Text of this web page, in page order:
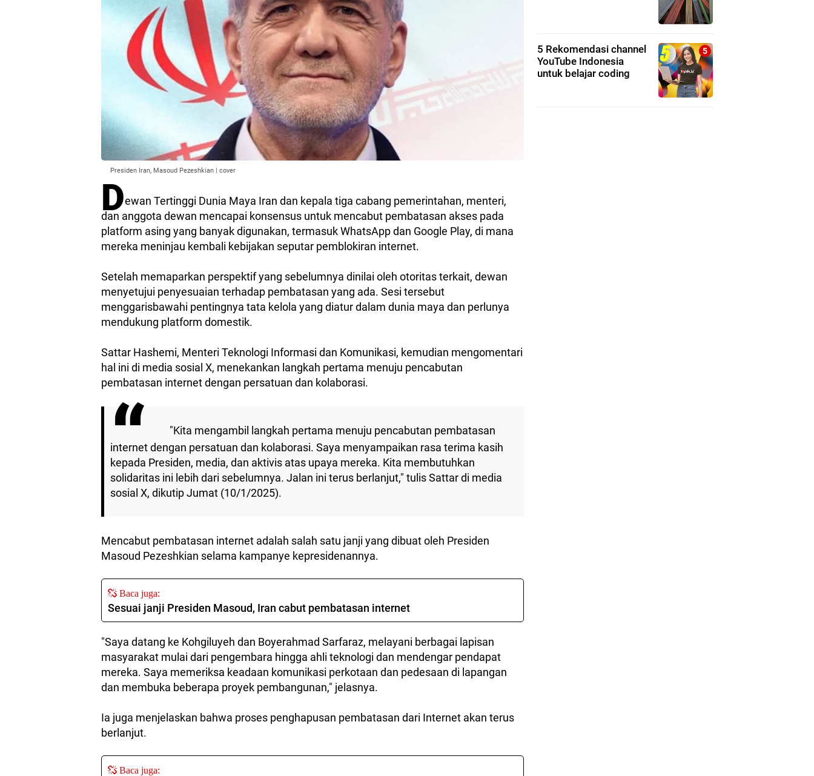
Presiden Iran, Masoud Pezeshkian | cover
Dewan Tertinggi Dunia Maya Iran dan kepala tiga cabang pemerintahan, menteri,
dan anggota dewan mencapai konsensus untuk mencabut pembatasan akses pada
platform asing yang banyak digunakan, termasuk WhatsApp dan Google Play, di mana
mereka meninjau kembali kebijakan seputar pemblokiran internet.
Setelah memaparkan perspektif yang sebelumnya dinilai oleh otoritas terkait, dewan
menyetujui penyesuaian terhadap pembatasan yang ada. Sesi tersebut
menggarisbawahi pentingnya tata kelola yang diatur dalam dunia maya dan perlunya
mendukung platform domestik.
Sattar Hashemi, Menteri Teknologi Informasi dan Komunikasi, kemudian mengomentari
hal ini di media sosial X, menekankan langkah pertama menuju pencabutan
pembatasan internet dengan persatuan dan kolaborasi.
"Kita mengambil langkah pertama menuju pencabutan pembatasan
internet dengan persatuan dan kolaborasi. Saya menyampaikan rasa terima kasih
kepada Presiden, media, dan aktivis atas upaya mereka. Kita membutuhkan
solidaritas ini lebih dari sebelumnya. Jalan ini terus berlanjut," tulis Sattar di media
sosial X, dikutip Jumat (10/1/2025).
Mencabut pembatasan internet adalah salah satu janji yang dibuat oleh Presiden
Masoud Pezeshkian selama kampanye kepresidenannya.
Baca juga:
Sesuai janji Presiden Masoud, Iran cabut pembatasan internet
"Saya datang ke Kohgiluyeh dan Boyerahmad Sarfaraz, melayani berbagai lapisan
masyarakat mulai dari pengembara hingga ahli teknologi dan mendengar pendapat
mereka. Saya memeriksa keadaan komunikasi perkotaan dan pedesaan di lapangan
dan membuka beberapa proyek pembangunan," jelasnya.
Ia juga menjelaskan bahwa proses penghapusan pembatasan dari Internet akan terus
berlanjut.
Baca juga:
5 Rekomendasi channel
YouTube Indonesia
untuk belajar coding